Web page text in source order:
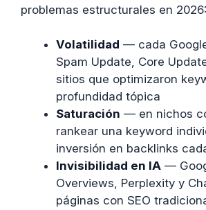
problemas estructurales en 2026:
Volatilidad — cada
Spam Update, Core
sitios que optimizaron
profundidad tópica
Saturación — en nichos
rankear una keyword
inversión en backlinks
Invisibilidad en IA —
Overviews, Perplexity y
páginas con SEO